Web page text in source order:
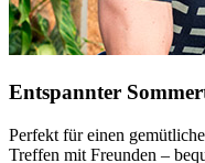
Entspannter
Perfekt für einen
Treffen mit Freunden –